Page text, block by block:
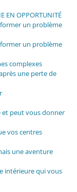
EN OPPORTUNITÉ
un problème
un problème
complexes
une perte de
et peut vous donner
vos centres
une aventure
intérieure qui vous